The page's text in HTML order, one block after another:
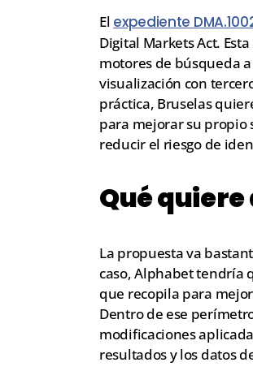
El expediente
Digital Markets Act.
motores de búsqueda
visualización con
práctica, Bruselas
para mejorar su propio
reducir el riesgo de
Qué
La propuesta va
caso, Alphabet tendría
que recopila para
Dentro de ese
modificaciones
resultados y los datos